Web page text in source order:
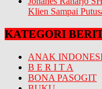
Klien Sampai
KATEGORI
ANAK
B E R I T A
BONA PASOGIT